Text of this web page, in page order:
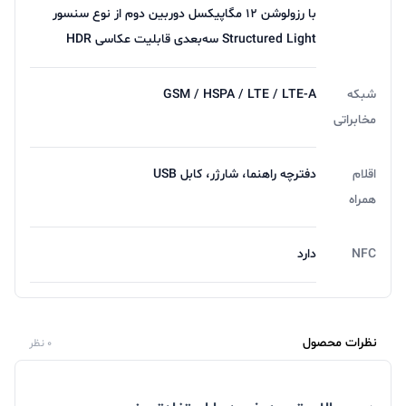
انتخاب کنید.
دوربین آیفون 11
که تقریبا عملکرد خوبی از خود نشان می‌داد اما در گوشی
مگاپیکسل است و تصویر فوق‌ عریض را به خوبی ثبت
می‌کند. این دو لنز در کنار هم مجموعه‌ی بسیار قوی را تشکیل
داده‌اند که در کنار برنامه دوربینی که در گوشی نصب است
دوربین سلفی باز هم اپل قدرتمند ظاهر شده و سنسور
با رزولوشن ۱۲ مگاپیکسل دوربین دوم از نوع سنسور
Structured Light سه‌بعدی قابلیت عکاسی HDR
شبکه
مخابراتی
GSM / HSPA / LTE / LTE-A
اقلام
همراه
دفترچه‌ راهنما، شارژر، کابل USB
NFC دارد
نظرات محصول 0 نظر